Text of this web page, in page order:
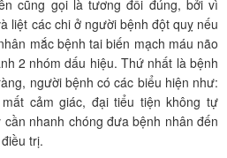
cũng gọi là tương đối đúng, bởi vì
liệt các chi ở người bệnh đột quỵ nếu
mắc bệnh tai biến mạch máu não
2 nhóm dấu hiệu. Thứ nhất là bệnh
người bệnh có các biểu hiện như:
cảm giác, đại tiểu tiện không tự
nhanh chóng đưa bệnh nhân đến
trị.